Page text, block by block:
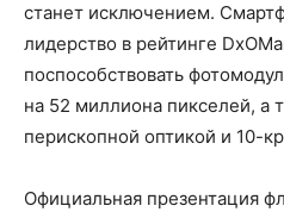
станет исключением.
лидерство в рейтинге
поспособствовать
на 52 миллиона пикселей, а
перископной оптикой и 10-
Официальная презентация